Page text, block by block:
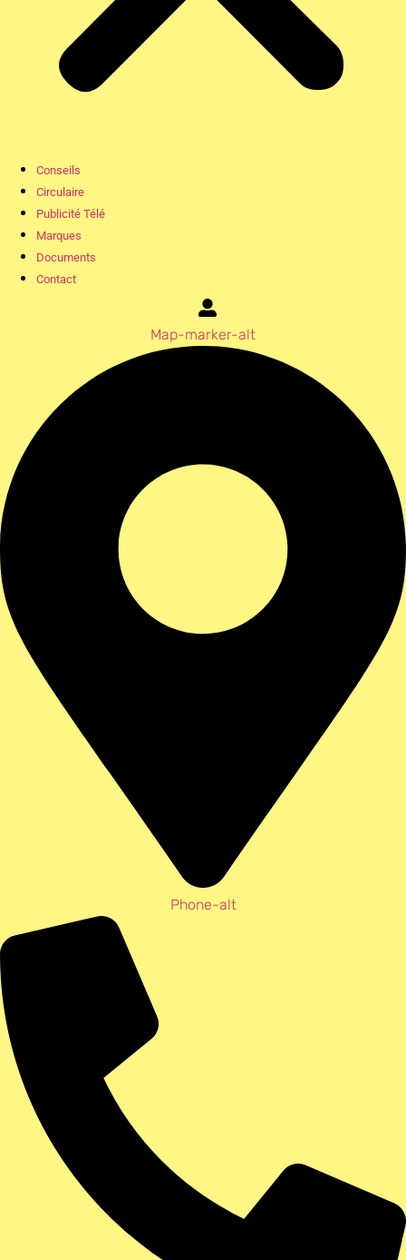
Conseils
Circulaire
Publicité Télé
Marques
Documents
Contact
Map-marker-alt
Phone-alt